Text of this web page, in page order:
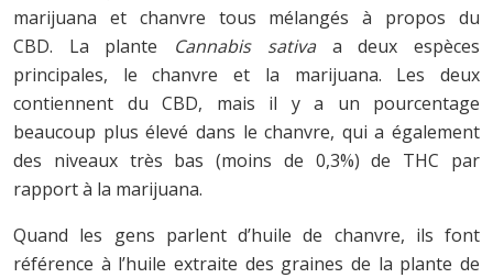
marijuana et chanvre tous mélangés à propos du
CBD. La plante Cannabis sativaa deux espèces
principales, le chanvre et la marijuana. Les deux
contiennent du CBD, mais il y a un pourcentage
beaucoup plus élevé dans le chanvre, qui a également
des niveaux très bas (moins de 0,3%) de THC par
rapport à la marijuana.
Quand les gens parlent d’huile de chanvre, ils font
référence à l’huile extraite des graines de la plante de